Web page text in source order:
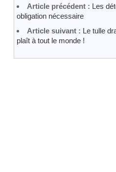
Article précédent : Les
obligation nécessaire
Article suivant : Le tulle
plaît à tout le monde !